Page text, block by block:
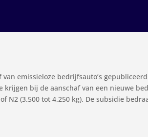
emissieloze bedrijfsauto’s
bij de aanschaf van een nieuwe
N2 (3.500 tot 4.250 kg). De subsidie